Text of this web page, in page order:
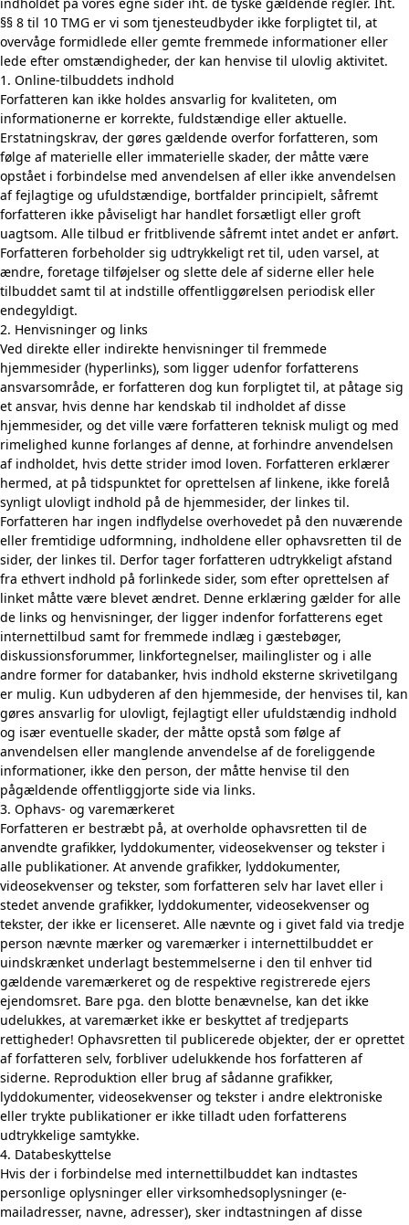
§§ 8 til 10 TMG er vi som tjenesteudbyder ikke forpligtet til, at
overvåge formidlede eller gemte fremmede informationer eller
lede efter omstændigheder, der kan henvise til ulovlig aktivitet.
1. Online-tilbuddets indhold
Forfatteren kan ikke holdes ansvarlig for kvaliteten, om
informationerne er korrekte, fuldstændige eller aktuelle.
Erstatningskrav, der gøres gældende overfor forfatteren, som
følge af materielle eller immaterielle skader, der måtte være
opstået i forbindelse med anvendelsen af eller ikke anvendelsen
af fejlagtige og ufuldstændige, bortfalder principielt, såfremt
forfatteren ikke påviseligt har handlet forsætligt eller groft
uagtsom. Alle tilbud er fritblivende såfremt intet andet er anført.
Forfatteren forbeholder sig udtrykkeligt ret til, uden varsel, at
ændre, foretage tilføjelser og slette dele af siderne eller hele
tilbuddet samt til at indstille offentliggørelsen periodisk eller
endegyldigt.
2. Henvisninger og links
Ved direkte eller indirekte henvisninger til fremmede
hjemmesider (hyperlinks), som ligger udenfor forfatterens
ansvarsområde, er forfatteren dog kun forpligtet til, at påtage sig
et ansvar, hvis denne har kendskab til indholdet af disse
hjemmesider, og det ville være forfatteren teknisk muligt og med
rimelighed kunne forlanges af denne, at forhindre anvendelsen
af indholdet, hvis dette strider imod loven. Forfatteren erklærer
hermed, at på tidspunktet for oprettelsen af linkene, ikke forelå
synligt ulovligt indhold på de hjemmesider, der linkes til.
Forfatteren har ingen indflydelse overhovedet på den nuværende
eller fremtidige udformning, indholdene eller ophavsretten til de
sider, der linkes til. Derfor tager forfatteren udtrykkeligt afstand
fra ethvert indhold på forlinkede sider, som efter oprettelsen af
linket måtte være blevet ændret. Denne erklæring gælder for alle
de links og henvisninger, der ligger indenfor forfatterens eget
internettilbud samt for fremmede indlæg i gæstebøger,
diskussionsforummer, linkfortegnelser, mailinglister og i alle
andre former for databanker, hvis indhold eksterne skrivetilgang
er mulig. Kun udbyderen af den hjemmeside, der henvises til, kan
gøres ansvarlig for ulovligt, fejlagtigt eller ufuldstændig indhold
og især eventuelle skader, der måtte opstå som følge af
anvendelsen eller manglende anvendelse af de foreliggende
informationer, ikke den person, der måtte henvise til den
pågældende offentliggjorte side via links.
3. Ophavs- og varemærkeret
Forfatteren er bestræbt på, at overholde ophavsretten til de
anvendte grafikker, lyddokumenter, videosekvenser og tekster i
alle publikationer. At anvende grafikker, lyddokumenter,
videosekvenser og tekster, som forfatteren selv har lavet eller i
stedet anvende grafikker, lyddokumenter, videosekvenser og
tekster, der ikke er licenseret. Alle nævnte og i givet fald via tredje
person nævnte mærker og varemærker i internettilbuddet er
uindskrænket underlagt bestemmelserne i den til enhver tid
gældende varemærkeret og de respektive registrerede ejers
ejendomsret. Bare pga. den blotte benævnelse, kan det ikke
udelukkes, at varemærket ikke er beskyttet af tredjeparts
rettigheder! Ophavsretten til publicerede objekter, der er oprettet
af forfatteren selv, forbliver udelukkende hos forfatteren af
siderne. Reproduktion eller brug af sådanne grafikker,
lyddokumenter, videosekvenser og tekster i andre elektroniske
eller trykte publikationer er ikke tilladt uden forfatterens
udtrykkelige samtykke.
4. Databeskyttelse
Hvis der i forbindelse med internettilbuddet kan indtastes
personlige oplysninger eller virksomhedsoplysninger (e-
mailadresser, navne, adresser), sker indtastningen af disse